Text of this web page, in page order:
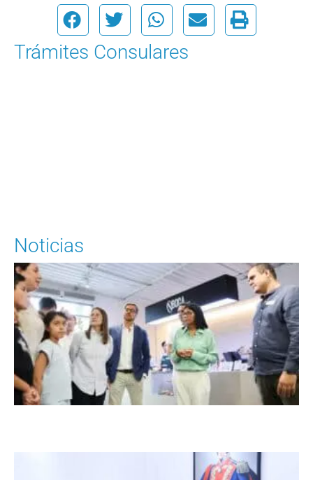
Trámites Consulares
Noticias